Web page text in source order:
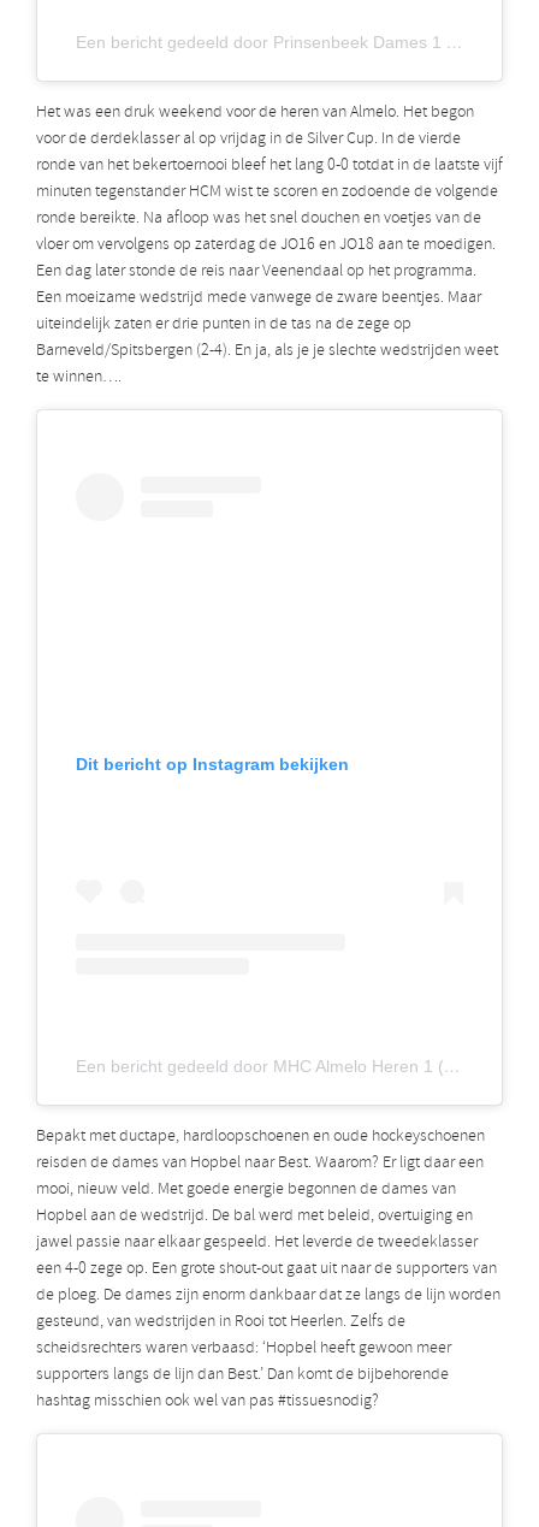
Een bericht gedeeld door Prinsenbeek Dames 1 (@prinsenbeek_dames_1)
Het was een druk weekend voor de heren van Almelo. Het begon
voor de derdeklasser al op vrijdag in de Silver Cup. In de vierde
ronde van het bekertoernooi bleef het lang 0-0 totdat in de laatste vijf
minuten tegenstander HCM wist te scoren en zodoende de volgende
ronde bereikte. Na afloop was het snel douchen en voetjes van de
vloer om vervolgens op zaterdag de JO16 en JO18 aan te moedigen.
Een dag later stonde de reis naar Veenendaal op het programma.
Een moeizame wedstrijd mede vanwege de zware beentjes. Maar
uiteindelijk zaten er drie punten in de tas na de zege op
Barneveld/Spitsbergen (2-4). En ja, als je je slechte wedstrijden weet
te winnen….
Dit bericht op Instagram bekijken
Een bericht gedeeld door MHC Almelo Heren 1 (@mhcalmeloheren1)
Bepakt met ductape, hardloopschoenen en oude hockeyschoenen
reisden de dames van Hopbel naar Best. Waarom? Er ligt daar een
mooi, nieuw veld. Met goede energie begonnen de dames van
Hopbel aan de wedstrijd. De bal werd met beleid, overtuiging en
jawel passie naar elkaar gespeeld. Het leverde de tweedeklasser
een 4-0 zege op. Een grote shout-out gaat uit naar de supporters van
de ploeg. De dames zijn enorm dankbaar dat ze langs de lijn worden
gesteund, van wedstrijden in Rooi tot Heerlen. Zelfs de
scheidsrechters waren verbaasd: ‘Hopbel heeft gewoon meer
supporters langs de lijn dan Best.’ Dan komt de bijbehorende
hashtag misschien ook wel van pas #tissuesnodig?